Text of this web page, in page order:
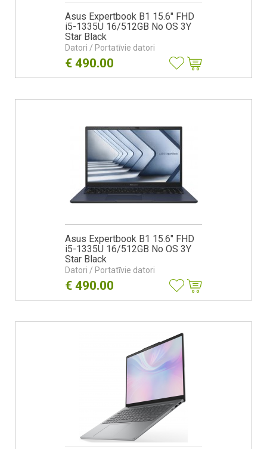
Asus Expertbook B1 15.6" FHD
i5-1335U 16/512GB No OS 3Y
Star Black
Datori / Portatīvie datori
€ 490.00
Asus Expertbook B1 15.6" FHD
i5-1335U 16/512GB No OS 3Y
Star Black
Datori / Portatīvie datori
€ 490.00